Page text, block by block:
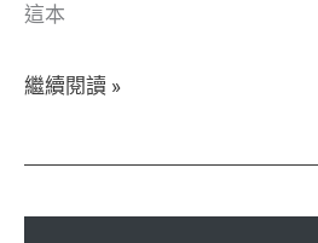
這本
要！
繼續閱讀 »